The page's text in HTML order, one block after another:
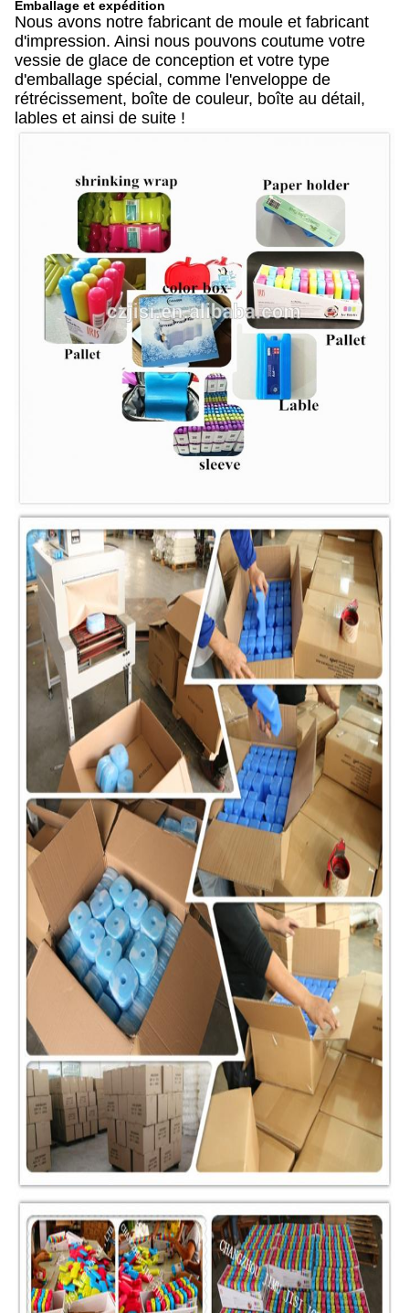
Emballage et expédition
Nous avons notre fabricant de moule et fabricant
d'impression. Ainsi nous pouvons coutume votre
vessie de glace de conception et votre type
d'emballage spécial, comme l'enveloppe de
rétrécissement, boîte de couleur, boîte au détail,
lables et ainsi de suite !